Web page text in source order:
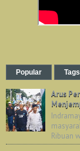
Popular Tags
Arus
Ribuan